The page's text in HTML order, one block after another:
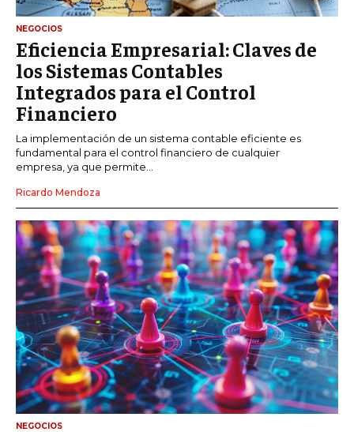
NEGOCIOS
Eficiencia Empresarial: Claves de
los Sistemas Contables
Integrados para el Control
Financiero
La implementación de un sistema contable eficiente es
fundamental para el control financiero de cualquier
empresa, ya que permite...
Ricardo Mendoza
NEGOCIOS